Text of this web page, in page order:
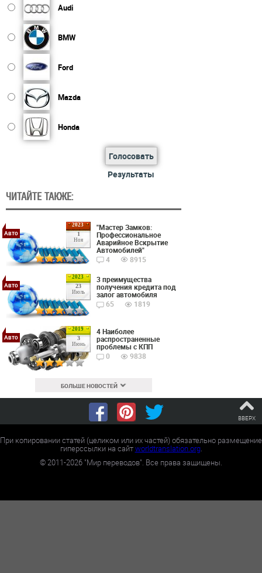
Audi
BMW
Ford
Mazda
Honda
Голосовать
Результаты
ЧИТАЙТЕ ТАКЖЕ:
2023
1
Ноя
Авто
"Мастер Замков:
Профессиональное
Аварийное Вскрытие
Автомобилей"
4
8915
2023
23
Июль
Авто
3 преимущества
получения кредита под
залог автомобиля
65
1819
2019
3
Июнь
Авто
4 Наиболее
распространенные
проблемы с КПП
0
9838
БОЛЬШЕ НОВОСТЕЙ
ВВЕРХ
При копировании статей (целиком или их частей) обязательно размещение
гиперссылки на сайтworldtranslation.org.
©2011-2026 "Мир переводов". Все права защищены.